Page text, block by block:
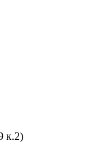
к.2)